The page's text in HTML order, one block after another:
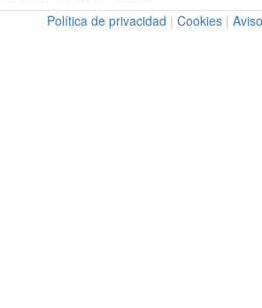
Política de privacidad | Cookies |